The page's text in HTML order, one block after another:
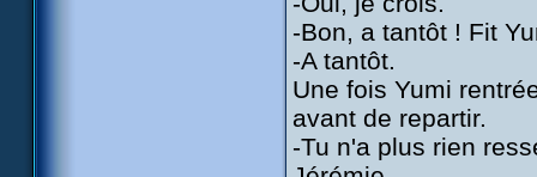
-Bon, a tantôt ! Fit
-A tantôt.
Une fois Yumi
avant de repartir.
-Tu n'a plus rien